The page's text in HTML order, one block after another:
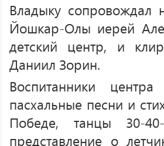
Владыку сопровождал
Йошкар-Олы иерей
детский центр, и
Даниил Зорин.
Воспитанники
пасхальные песни и
Победе, танцы 30-
представление о